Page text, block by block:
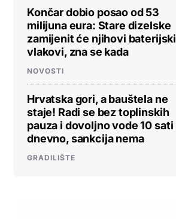
Končar dobio posao od 53
milijuna eura: Stare dizelske
zamijenit će njihovi baterijski
vlakovi, zna se kada
NOVOSTI
Hrvatska gori, a bauštela ne
staje! Radi se bez toplinskih
pauza i dovoljno vode 10 sati
dnevno, sankcija nema
GRADILIŠTE